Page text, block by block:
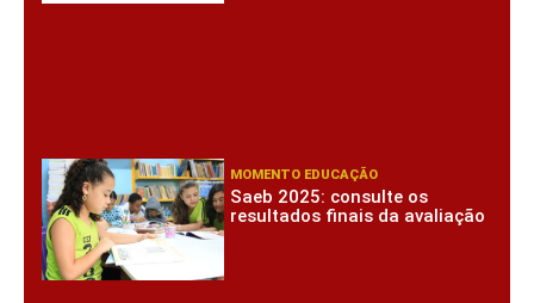
MOMENTO EDUCAÇÃO
Saeb 2025: consulte os
resultados finais da avaliação